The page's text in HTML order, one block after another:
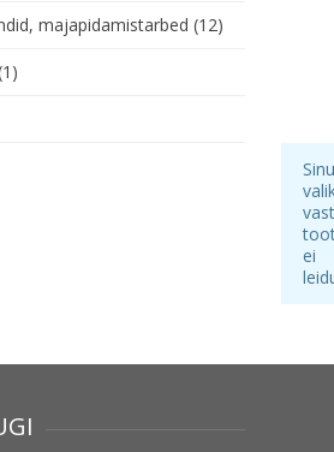
majapidamistarbed (12)
Sinu
ei